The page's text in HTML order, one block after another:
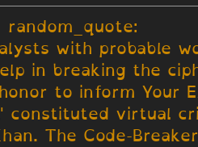
random_quote:
with probable
in breaking the
to inform Your
constituted virtual
The Code-